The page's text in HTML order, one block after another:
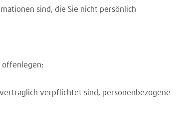
sind, die Sie nicht persönlich
offenlegen:
verpflichtet sind, personenbezogene